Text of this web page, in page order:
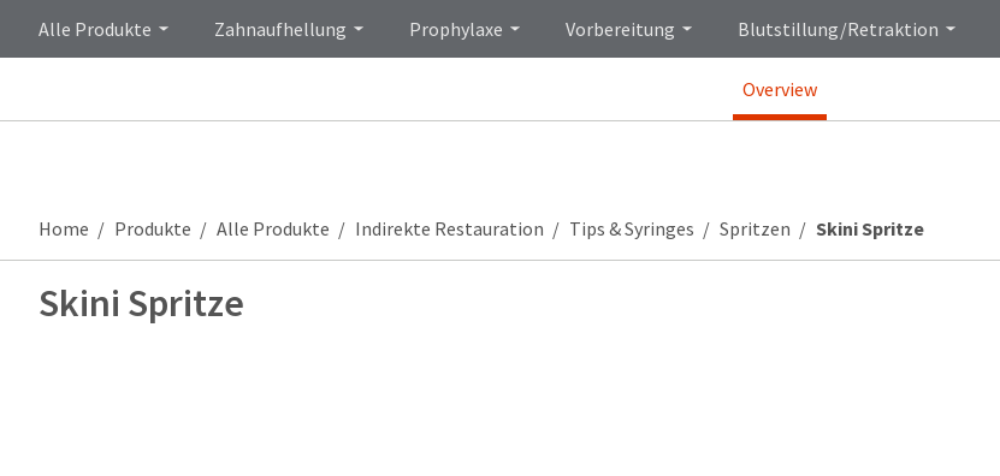
Alle Produkte Zahnaufhellung Prophylaxe Vorbereitung Blutstillung/Retraktion
Overview
Home Produkte Alle Produkte Indirekte Restauration Tips & Syringes Spritzen Skini Spritze
Skini Spritze